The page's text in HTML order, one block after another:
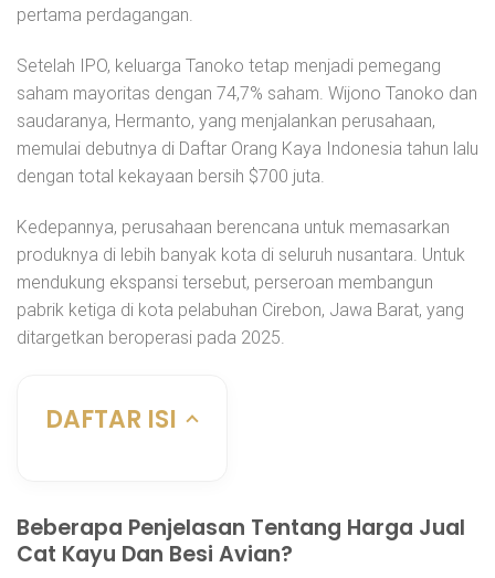
pertama perdagangan.
Setelah IPO, keluarga Tanoko tetap menjadi pemegang
saham mayoritas dengan 74,7% saham. Wijono Tanoko dan
saudaranya, Hermanto, yang menjalankan perusahaan,
memulai debutnya di Daftar Orang Kaya Indonesia tahun lalu
dengan total kekayaan bersih $700 juta.
Kedepannya, perusahaan berencana untuk memasarkan
produknya di lebih banyak kota di seluruh nusantara. Untuk
mendukung ekspansi tersebut, perseroan membangun
pabrik ketiga di kota pelabuhan Cirebon, Jawa Barat, yang
ditargetkan beroperasi pada 2025.
DAFTAR ISI
Beberapa Penjelasan Tentang Harga Jual
Cat Kayu Dan Besi Avian?